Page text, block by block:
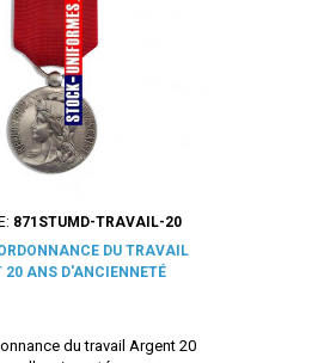
871STUMD-TRAVAIL-20
DU TRAVAIL
20 ANS D'ANCIENNETÉ
du travail Argent 20